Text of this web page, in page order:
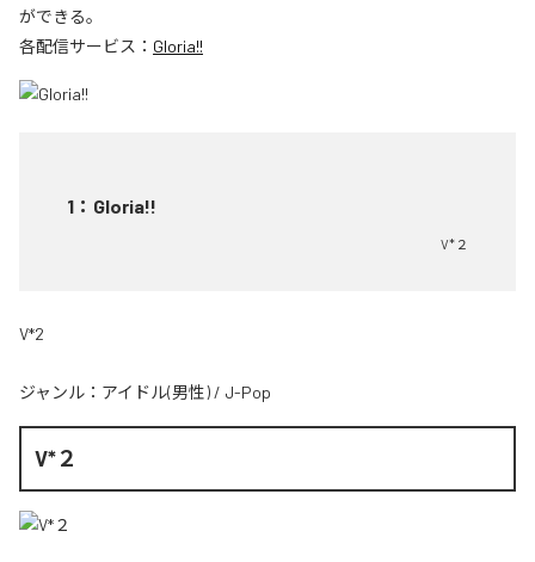
ができる。
各配信サービス： Gloria!!
1 ： Gloria!!
V*２
V*2
ジャンル： アイドル(男性) / J-Pop
V*２